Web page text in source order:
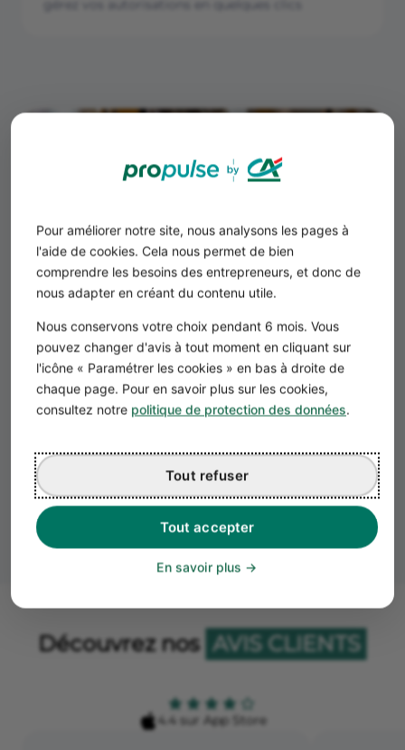
Pour améliorer notre site, nous analysons les pages à
l'aide de cookies. Cela nous permet de bien
comprendre les besoins des entrepreneurs, et donc de
nous adapter en créant du contenu utile.
Nous conservons votre choix pendant 6 mois. Vous
pouvez changer d'avis à tout moment en cliquant sur
l'icône « Paramétrer les cookies » en bas à droite de
chaque page. Pour en savoir plus sur les cookies,
consultez notre politique de protection des données.
Tout accepter
Tout refuser
En savoir plus
pour vous
Nous vous répondons le jour même, par e-mail
6j/7 et par téléphone pour les clients Start+ 5j/7.
Découvrez nos AVIS CLIENTS
4.4 sur App Store